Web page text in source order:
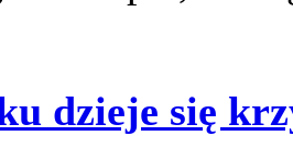
dzieje się